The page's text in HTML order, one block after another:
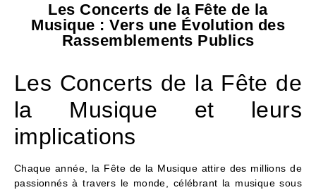
Les Concerts de la Fête de la
Musique : Vers une Évolution des
Rassemblements Publics
Les Concerts de la Fête de
la Musique et leurs
implications
Chaque année, la Fête de la Musique attire des millions de
passionnés à travers le monde, célébrant la musique sous